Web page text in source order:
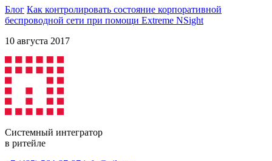
Блог Как контролировать состояние корпоративной
беспроводной сети при помощи Extreme NSight
10 августа 2017
Системный интегратор
в ритейле